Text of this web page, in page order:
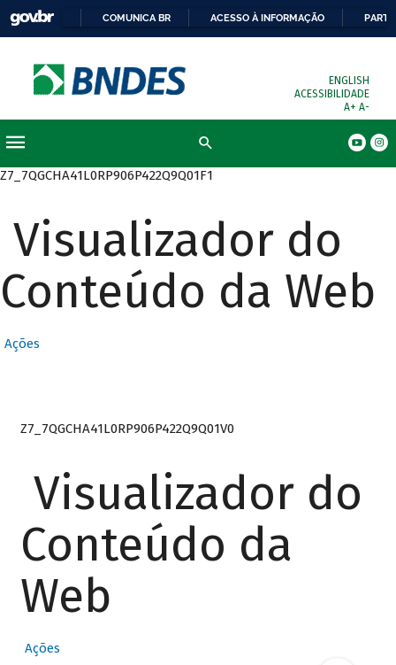
COMUNICA BR ACESSO À INFORMAÇÃO
ENGLISH
ACESSIBILIDADE
A+ A-
Z7_7QGCHA41L0RP906P422Q9Q01F1
Visualizador do
Conteúdo da Web
Ações
Z7_7QGCHA41L0RP906P422Q9Q01V0
Visualizador do
Conteúdo da
Web
Ações